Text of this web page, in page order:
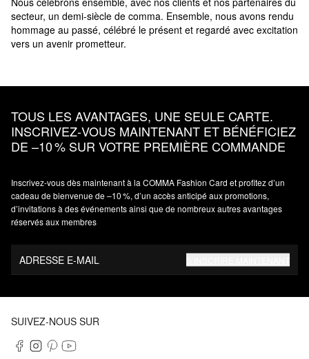
secteur, un demi-siècle de comma. Ensemble, nous avons rendu
hommage au passé, célébré le présent et regardé avec excitation
vers un avenir prometteur.
TOUS LES AVANTAGES, UNE SEULE CARTE.
INSCRIVEZ‑VOUS MAINTENANT ET BÉNÉFICIEZ
DE –10 % SUR VOTRE PREMIÈRE COMMANDE
Inscrivez‑vous dès maintenant à la COMMA Fashion Card et profitez d’un
cadeau de bienvenue de –10 %, d’un accès anticipé aux promotions,
d’invitations à des événements ainsi que de nombreux autres avantages
réservés aux membres
ADRESSE E-MAIL
SUIVEZ-NOUS SUR